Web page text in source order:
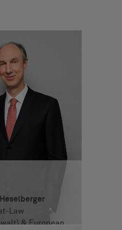
Law
& European